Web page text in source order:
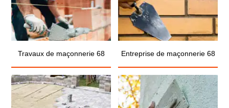
Travaux de maçonnerie 68 Entreprise de maçonnerie 68